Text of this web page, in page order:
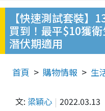
【快速測試套裝】
買到！最平$10獲
潛伏期適用
首頁 購物情報 生
文: 梁穎心 2022.03.13